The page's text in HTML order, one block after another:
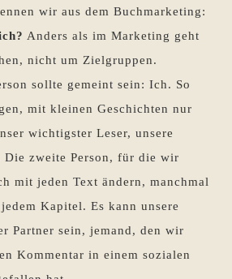
wir aus dem Buchmarketing:
Anders als im Marketing geht
nicht um Zielgruppen.
sollte gemeint sein: Ich. So
mit kleinen Geschichten nur
wichtigster Leser, unsere
Die zweite Person, für die wir
mit jeden Text ändern, manchmal
Kapitel. Es kann unsere
Partner sein, jemand, den wir
Kommentar in einem sozialen